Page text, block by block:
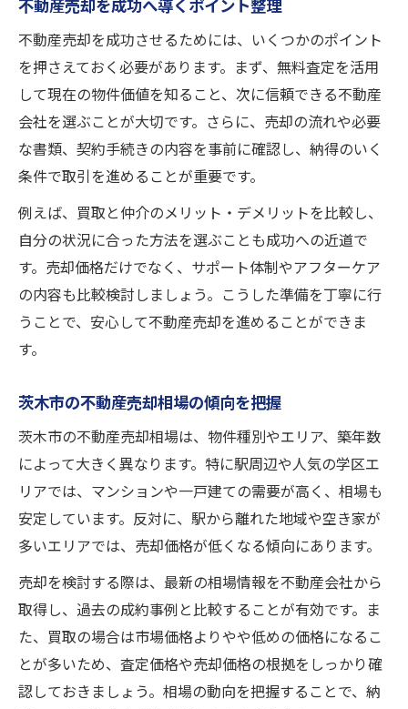
不動産売却を成功へ導くポイント整理
不動産売却を成功させるためには、いくつかのポイント
を押さえておく必要があります。まず、無料査定を活用
して現在の物件価値を知ること、次に信頼できる不動産
会社を選ぶことが大切です。さらに、売却の流れや必要
な書類、契約手続きの内容を事前に確認し、納得のいく
条件で取引を進めることが重要です。
例えば、買取と仲介のメリット・デメリットを比較し、
自分の状況に合った方法を選ぶことも成功への近道で
す。売却価格だけでなく、サポート体制やアフターケア
の内容も比較検討しましょう。こうした準備を丁寧に行
うことで、安心して不動産売却を進めることができま
す。
茨木市の不動産売却相場の傾向を把握
茨木市の不動産売却相場は、物件種別やエリア、築年数
によって大きく異なります。特に駅周辺や人気の学区エ
リアでは、マンションや一戸建ての需要が高く、相場も
安定しています。反対に、駅から離れた地域や空き家が
多いエリアでは、売却価格が低くなる傾向にあります。
売却を検討する際は、最新の相場情報を不動産会社から
取得し、過去の成約事例と比較することが有効です。ま
た、買取の場合は市場価格よりやや低めの価格になるこ
とが多いため、査定価格や売却価格の根拠をしっかり確
認しておきましょう。相場の動向を把握することで、納